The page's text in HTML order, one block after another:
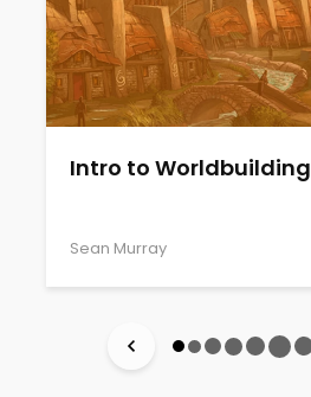
Intro to Worldbuilding
Sean Murray